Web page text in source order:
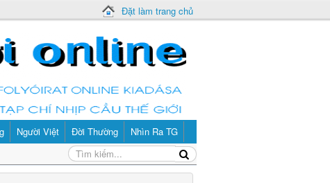
Đặt làm trang chủ
Người Việt Đời Thường Nhìn Ra TG